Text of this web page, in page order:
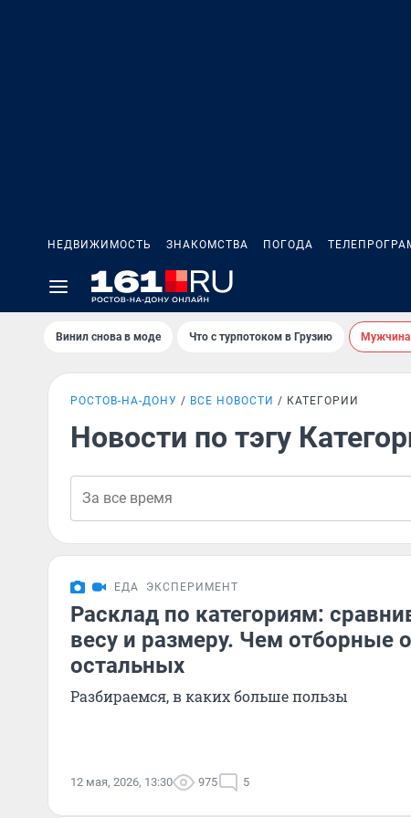
НЕДВИЖИМОСТЬ ЗНАКОМСТВА ПОГОДА
Винил снова в моде Что с турпотоком в Грузию Мужчина
РОСТОВ-НА-ДОНУ ВСЕ НОВОСТИ КАТЕГОРИИ
Новости по тэгу
ЕДА ЭКСПЕРИМЕНТ
Расклад по категориям:
весу и размеру. Чем отборные
остальных
Разбираемся, в каких больше пользы
12 мая, 2026, 13:30 975 5